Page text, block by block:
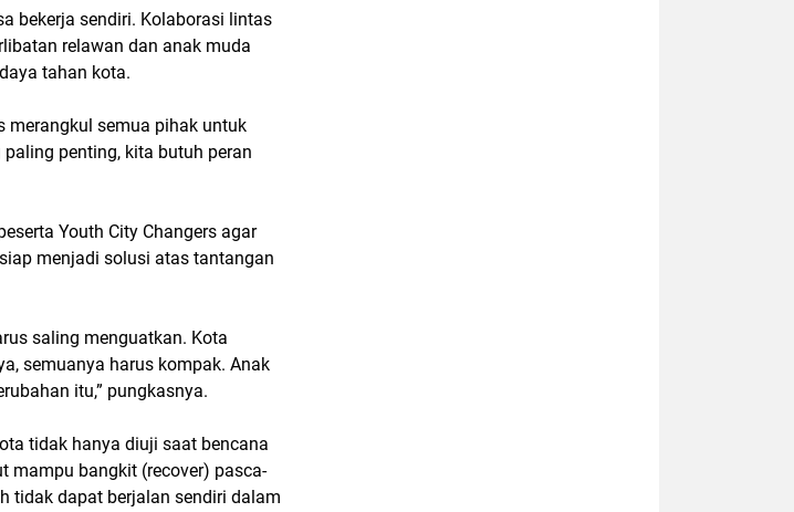
bekerja sendiri. Kolaborasi lintas
relawan dan anak muda
tahan kota.
merangkul semua pihak untuk
penting, kita butuh peran
Youth City Changers agar
menjadi solusi atas tantangan
saling menguatkan. Kota
semuanya harus kompak. Anak
itu,” pungkasnya.
tidak hanya diuji saat bencana
mampu bangkit (recover) pasca-
tidak dapat berjalan sendiri dalam